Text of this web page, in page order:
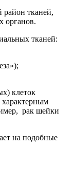
тканей,
органов.
тканей:
клеток
характерным
рак шейки
на подобные